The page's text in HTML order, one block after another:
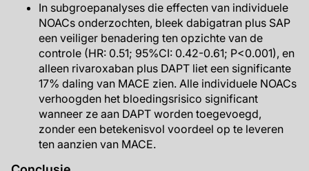
In subgroepanalyses die effecten van individuele
NOACs onderzochten, bleek dabigatran plus SAP
een veiliger benadering ten opzichte van de
controle (HR: 0.51; 95%CI: 0.42-0.61; P<0.001), en
alleen rivaroxaban plus DAPT liet een significante
17% daling van MACE zien. Alle individuele NOACs
verhoogden het bloedingsrisico significant
wanneer ze aan DAPT worden toegevoegd,
zonder een betekenisvol voordeel op te leveren
ten aanzien van MACE.